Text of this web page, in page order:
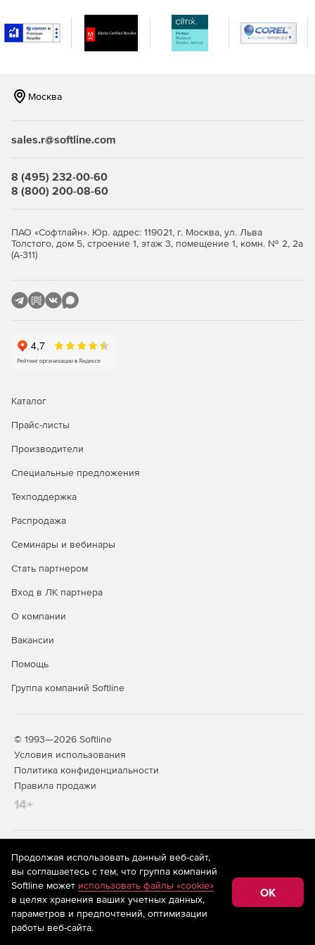
Регулярные обновления антивирусной базы для
защиты от новейших угроз в реальном времени.
Москва
sales.r@softline.com
8 (495) 232-00-60
8 (800) 200-08-60
ПАО «Софтлайн». Юр. адрес: 119021, г. Москва, ул. Льва
Толстого, дом 5, строение 1, этаж 3, помещение 1, комн. № 2, 2а
(А-311)
Каталог
Прайс-листы
Производители
Специальные предложения
Техподдержка
Распродажа
Семинары и вебинары
Стать партнером
Вход в ЛК партнера
О компании
Вакансии
Помощь
Группа компаний Softline
© 1993—2026 Softline
Условия использования
Политика конфиденциальности
Правила продажи
14+
На информационном ресурсе store.softline.ru применяются
рекомендательные технологии
(информационные технологии
предоставления информации на основе сбора,
систематизации и анализа сведений, относящихся к
предпочтениям пользователей сети «Интернет»,
находящихся на территории Российской Федерации)
Продолжая использовать данный веб-сайт,
вы соглашаетесь с тем, что группа компаний
Softline может использовать файлы «cookie»
в целях хранения ваших учетных данных,
параметров и предпочтений, оптимизации
работы веб-сайта.
OK